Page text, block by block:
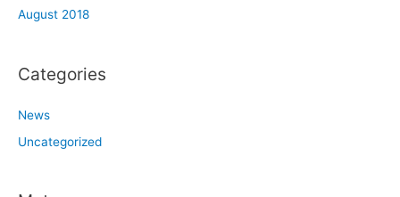
August 2018
Categories
News
Uncategorized